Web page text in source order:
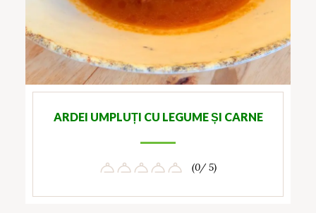
ARDEI UMPLUȚI CU LEGUME ȘI CARNE
(0/ 5)